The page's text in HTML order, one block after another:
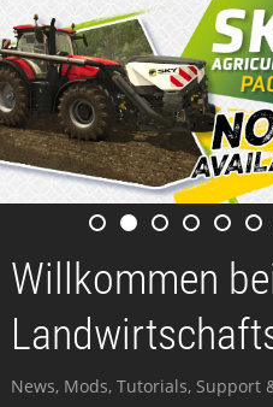
Willkommen
News, Mods, Tutorials,